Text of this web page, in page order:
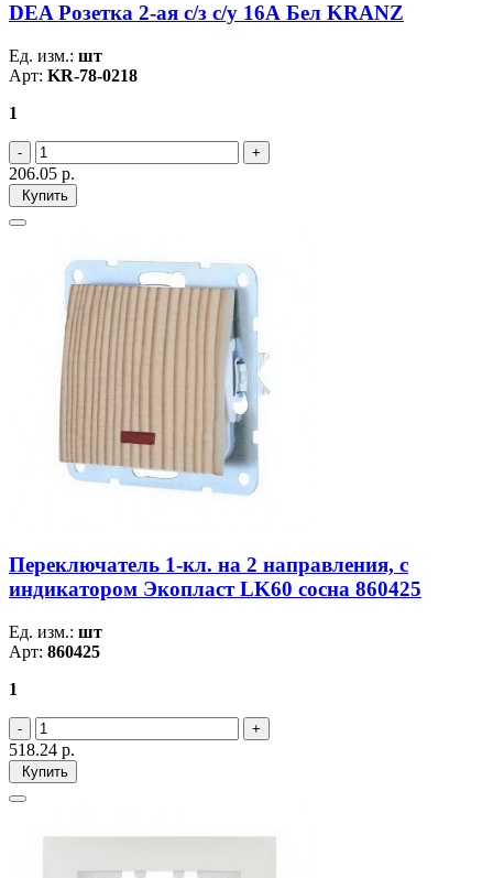
DEA Розетка 2-ая с/з с/у 16А Бел KRANZ
Ед. изм.: шт
Арт: KR-78-0218
1
206.05 р.
Купить
Переключатель 1-кл. на 2 направления, c
индикатором Экопласт LK60 сосна 860425
Ед. изм.: шт
Арт: 860425
1
518.24 р.
Купить